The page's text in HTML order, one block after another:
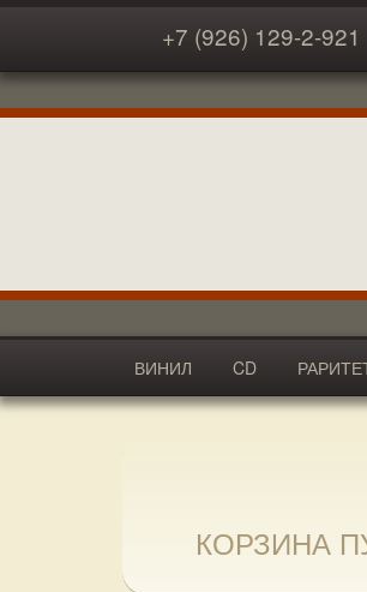
+7 (926) 129-2-921
ВИНИЛ CD
АКСЕССУАРЫ
КОРЗИНА